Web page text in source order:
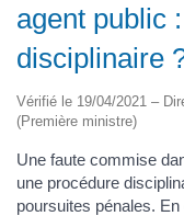
agent public
disciplinaire
Vérifié le 19/04/2021 –
(Première ministre)
Une faute commise
une procédure
poursuites pénales.